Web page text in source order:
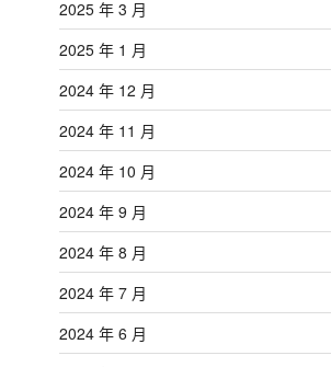
2025 年 3 月
2025 年 1 月
2024 年 12 月
2024 年 11 月
2024 年 10 月
2024 年 9 月
2024 年 8 月
2024 年 7 月
2024 年 6 月